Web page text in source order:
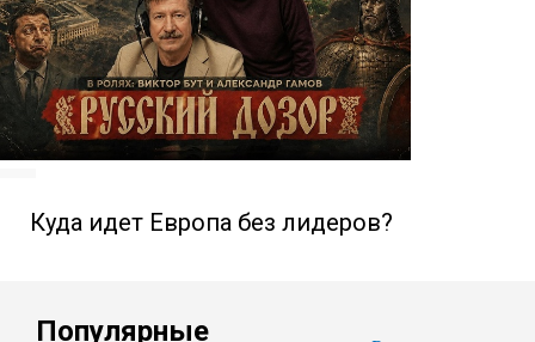
Куда идет Европа без лидеров?
Популярные